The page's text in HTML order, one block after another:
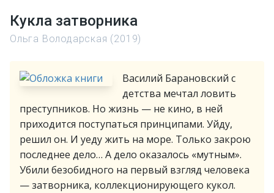
Кукла затворника
Ольга Володарская (2019)
Василий Барановский с
детства мечтал ловить
преступников. Но жизнь — не кино, в ней
приходится поступаться принципами. Уйду,
решил он. И уеду жить на море. Только закрою
последнее дело… А дело оказалось «мутным».
Убили безобидного на первый взгляд человека
— затворника, коллекционирующего кукол.